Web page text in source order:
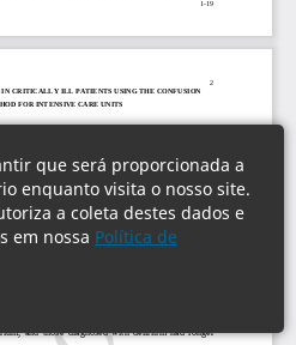
que será proporcionada a
enquanto visita o nosso site.
a coleta destes dados e
em nossa Política de